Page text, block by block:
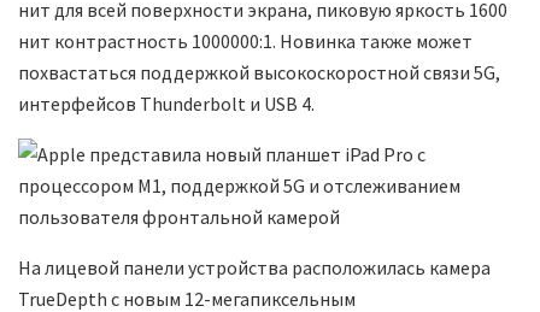
нит для всей поверхности экрана, пиковую яркость 1600
нит контрастность 1000000:1. Новинка также может
похвастаться поддержкой высокоскоростной связи 5G,
интерфейсов Thunderbolt и USB 4.
На лицевой панели устройства расположилась камера
TrueDepth с новым 12-мегапиксельным